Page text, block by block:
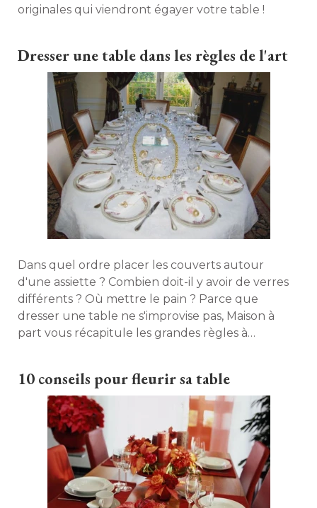
originales qui viendront égayer votre table !
Dresser une table dans les règles de l'art
Dans quel ordre placer les couverts autour
d'une assiette ? Combien doit-il y avoir de verres
différents ? Où mettre le pain ? Parce que
dresser une table ne s'improvise pas, Maison à
part vous récapitule les grandes règles à
10 conseils pour fleurir sa table